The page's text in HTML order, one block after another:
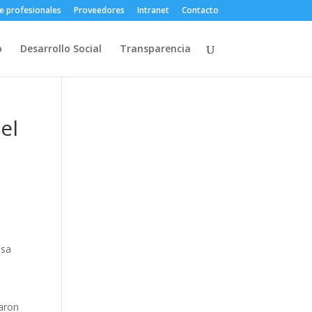
profesionales Proveedores Intranet Contacto
Desarrollo Social Transparencia